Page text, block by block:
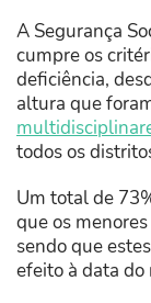
A Segurança
cumpre os
deficiência,
altura que
todos os
Um total de
que os
sendo que
efeito à data